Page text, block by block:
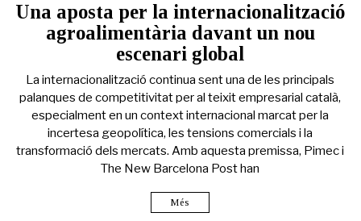
Una aposta per la internacionalització
agroalimentària davant un nou
escenari global
La internacionalització continua sent una de les principals
palanques de competitivitat per al teixit empresarial català,
especialment en un context internacional marcat per la
incertesa geopolítica, les tensions comercials i la
transformació dels mercats. Amb aquesta premissa, Pimec i
The New Barcelona Post han
Més